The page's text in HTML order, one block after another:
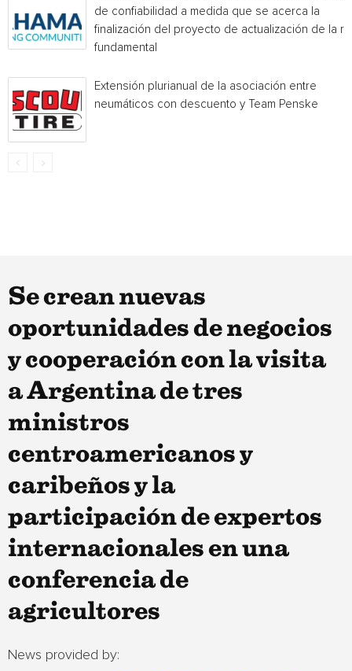
de confiabilidad a medida que se acerca la
finalización del proyecto de actualización de la
fundamental
Extensión plurianual de la asociación entre
neumáticos con descuento y Team Penske
Se crean nuevas
oportunidades de negocios
y cooperación con la visita
a Argentina de tres
ministros
centroamericanos y
caribeños y la
participación de expertos
internacionales en una
conferencia de
agricultores
News provided by: